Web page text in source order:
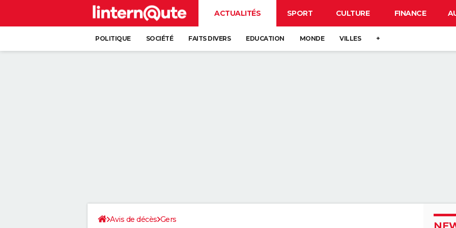
ACTUALITÉS SPORT CULTURE FINANCE
POLITIQUE SOCIÉTÉ FAITS DIVERS EDUCATION MONDE VILLES +
Avis de décès Gers